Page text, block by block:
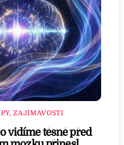
ZAJÍMAVOSTI
vidíme těsně před